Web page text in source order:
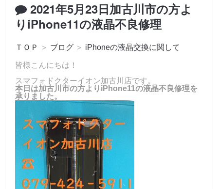
2021年5月23日加古川市の方よ
りiPhone11の液晶不良修理
ＴＯＰ ＞ ブログ ＞ iPhoneの液晶交換に関して
皆様こんにちは！
スマフォドクターイオン加古川店です。
本日は加古川市の方よりiPhone11の液晶不良修理を
承りました。